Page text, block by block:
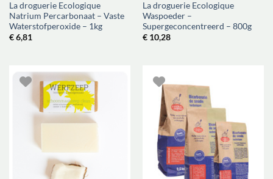
La droguerie Ecologique
Natrium Percarbonaat – Vaste
Waterstofperoxide – 1kg
€6,81
La droguerie Ecologique
Waspoeder –
Supergeconcentreerd – 800g
€10,28